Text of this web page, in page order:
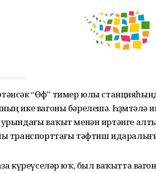
иртәнсәк “Өфө” тимер юлы
ике вагоны бәрелешә. Һөҙөмтәлә
ваҡыт менән иртәнге
транспорттағы тәфтиш
күреүселәр юҡ, был ваҡытта